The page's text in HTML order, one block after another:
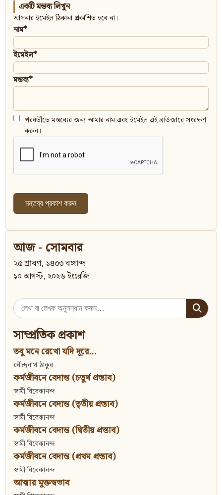
একটি মন্তব্য লিখুন
আপনার ইমেইল ঠিকানা প্রকাশিত হবে না।
নাম*
ইমেইল*
মন্তব্য*
পরবর্তীতে মন্তব্যের জন্য আমার নাম এবং ইমেইল এই ব্রাউজারে সংরক্ষণ
করুন।
আজ - সোমবার
২৫ শ্রাবণ, ১৪৩৩ বঙ্গাব্দ
১০ আগস্ট, ২০২৬ ইংরেজি
Search
for:
সাম্প্রতিক প্রকাশ
তবু মনে রেখো যদি দূরে...
রবীন্দ্রনাথ ঠাকুর
কর্মজীবনে বেদান্ত (চতুর্থ প্রস্তাব)
স্বামী বিবেকানন্দ
কর্মজীবনে বেদান্ত (তৃতীয় প্রস্তাব)
স্বামী বিবেকানন্দ
কর্মজীবনে বেদান্ত (দ্বিতীয় প্রস্তাব)
স্বামী বিবেকানন্দ
কর্মজীবনে বেদান্ত (প্রথম প্রস্তাব)
স্বামী বিবেকানন্দ
আত্মার মুক্তস্বভাব